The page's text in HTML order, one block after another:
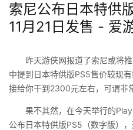
索尼公布日本特供
11月21日发售 - 爱
昨天游侠网报道了索尼或将推
中提到日本特供版PS5售价较现
接给你干到2300元左右，可谓非
果不其然，在今天举行的
公布日本特供版PS5（数字版）